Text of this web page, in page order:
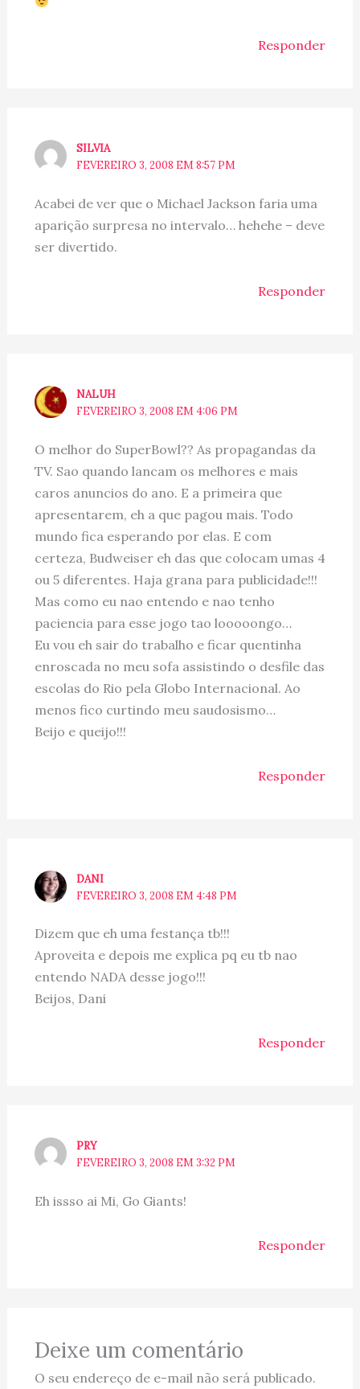
Responder
SILVIA
FEVEREIRO 3, 2008 EM 8:57 PM
Acabei de ver que o Michael Jackson faria uma
aparição surpresa no intervalo… hehehe – deve
ser divertido.
Responder
NALUH
FEVEREIRO 3, 2008 EM 4:06 PM
O melhor do SuperBowl?? As propagandas da
TV. Sao quando lancam os melhores e mais
caros anuncios do ano. E a primeira que
apresentarem, eh a que pagou mais. Todo
mundo fica esperando por elas. E com
certeza, Budweiser eh das que colocam umas 4
ou 5 diferentes. Haja grana para publicidade!!!
Mas como eu nao entendo e nao tenho
paciencia para esse jogo tao looooongo…
Eu vou eh sair do trabalho e ficar quentinha
enroscada no meu sofa assistindo o desfile das
escolas do Rio pela Globo Internacional. Ao
menos fico curtindo meu saudosismo…
Beijo e queijo!!!
Responder
DANI
FEVEREIRO 3, 2008 EM 4:48 PM
Dizem que eh uma festança tb!!!
Aproveita e depois me explica pq eu tb nao
entendo NADA desse jogo!!!
Beijos, Dani
Responder
PRY
FEVEREIRO 3, 2008 EM 3:32 PM
Eh issso ai Mi, Go Giants!
Responder
Deixe um comentário
O seu endereço de e-mail não será publicado.